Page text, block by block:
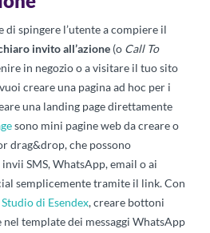
spingere l’utente a compiere il
invito all’azione (o Call To
in negozio o a visitare il tuo sito
creare una pagina ad hoc per i
una landing page direttamente
sono mini pagine web da creare o
drag&drop, che possono
SMS, WhatsApp, email o ai
semplicemente tramite il link. Con
di Esendex, creare bottoni
template dei messaggi WhatsApp